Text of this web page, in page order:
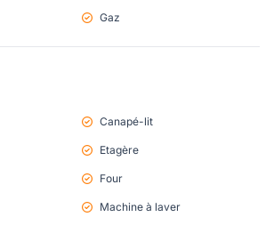
Gaz
Canapé-lit
Etagère
Four
Machine à laver